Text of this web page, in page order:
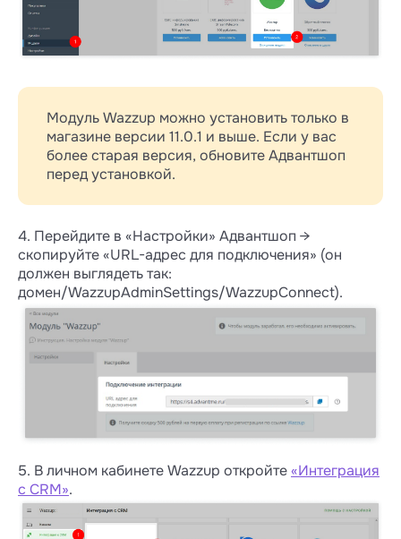
Модуль Wazzup можно установить только в
магазине версии 11.0.1 и выше. Если у вас
более старая версия, обновите Адвантшоп
перед установкой.
4. Перейдите в «Настройки» Адвантшоп →
скопируйте «URL-адрес для подключения» (он
должен выглядеть так:
домен/WazzupAdminSettings/WazzupConnect).
5. В личном кабинете Wazzup откройте«Интеграция
с CRM».